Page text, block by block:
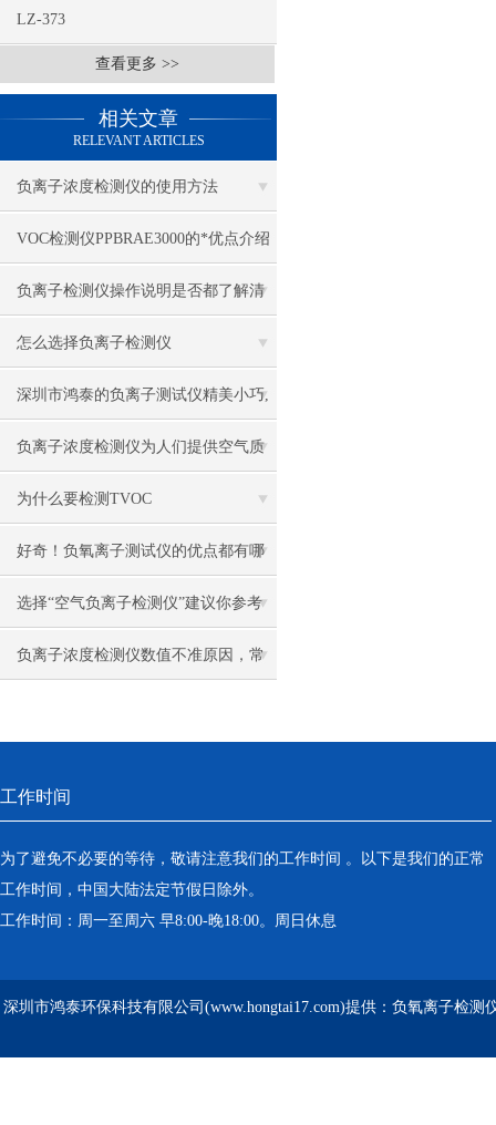
LZ-373
查看更多 >>
相关文章
RELEVANT ARTICLES
负离子浓度检测仪的使用方法
VOC检测仪PPBRAE3000的*优点介绍
负离子检测仪操作说明是否都了解清
楚了呢？
怎么选择负离子检测仪
深圳市鸿泰的负离子测试仪精美小巧,
方便携带
负离子浓度检测仪为人们提供空气质
量评估和改善的依据
为什么要检测TVOC
好奇！负氧离子测试仪的优点都有哪
些？
选择“空气负离子检测仪”建议你参考
这6个要点
负离子浓度检测仪数值不准原因，常
工作时间
为了避免不必要的等待，敬请注意我们的工作时间 。以下是我们的正常
工作时间，中国大陆法定节假日除外。
工作时间：周一至周六 早8:00-晚18:00。周日休息
深圳市鸿泰环保科技有限公司(www.hongtai17.com)提供：负氧离子检